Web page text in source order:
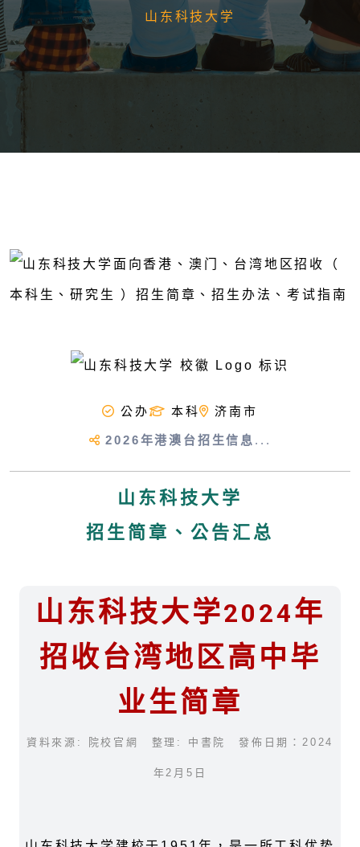
山东科技大学
公办 本科 济南市
2026年港澳台招生信息 ...
山东科技大学
招生简章、公告汇总
山东科技大学2024年
招收台湾地区高中毕
业生简章
資料來源: 院校官網 整理: 中書院 發佈日期：2024
年2月5日